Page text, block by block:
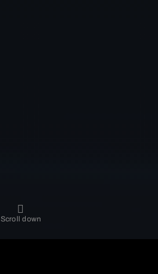
Scroll down